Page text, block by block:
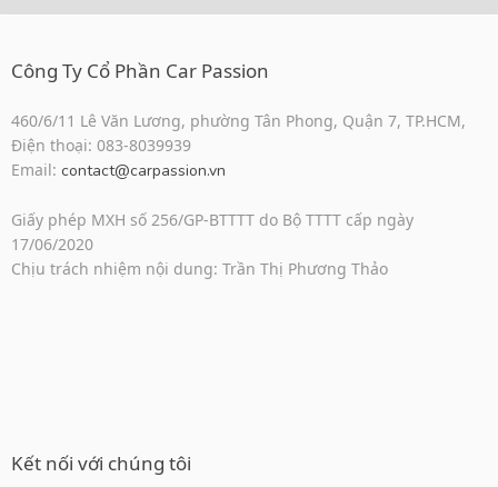
Công Ty Cổ Phần Car Passion
460/6/11 Lê Văn Lương, phường Tân Phong, Quận 7, TP.HCM,
Điện thoại: 083-8039939
Email: contact@carpassion.vn
Giấy phép MXH số 256/GP-BTTTT do Bộ TTTT cấp ngày
17/06/2020
Chịu trách nhiệm nội dung: Trần Thị Phương Thảo
Kết nối với chúng tôi